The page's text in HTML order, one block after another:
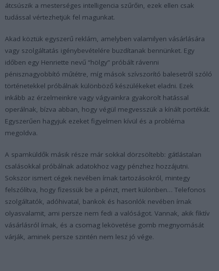
átcsúszik a mesterséges intelligencia szűrőin, ezek ellen csak
tudással vértezhetjük fel magunkat.
Akad köztük egyszerű reklám, amelyben valamilyen vásárlására
vagy szolgáltatás igénybevételére buzdítanak bennünket. Egy
időben egy Henriette nevű “hölgy” próbált rávenni
pénisznagyobbító műtétre, míg mások szívszorító balesetről szóló
történetekkel próbálnak különböző készülékeket eladni. Ezek
inkább az érzelmeinkre vagy vágyainkra gyakorolt hatással
operálnak, bízva abban, hogy végül megvesszük a kínált portékát.
Egyszerűen hagyjuk ezeket figyelmen kívül és a probléma
megoldva.
A spamküldők másik része már sokkal dörzsöltebb: gátlástalan
csalásokkal próbálnak adatokhoz vagy pénzhez hozzájutni.
Sokszor ismert cégek nevében írnak tartozásokról, mintegy
felszólítva, hogy fizessük be a pénzt, mert különben… Telefonos
szolgáltatók, adóhivatal, bankok és hasonlók nevében írnak
olyasvalamit, ami persze nem fedi a valóságot. Vannak, akik fiktív
vásárlásról írnak, és a csomag lekövetése gomb megnyomását
várják, aminek persze szintén nem lesz jó vége.